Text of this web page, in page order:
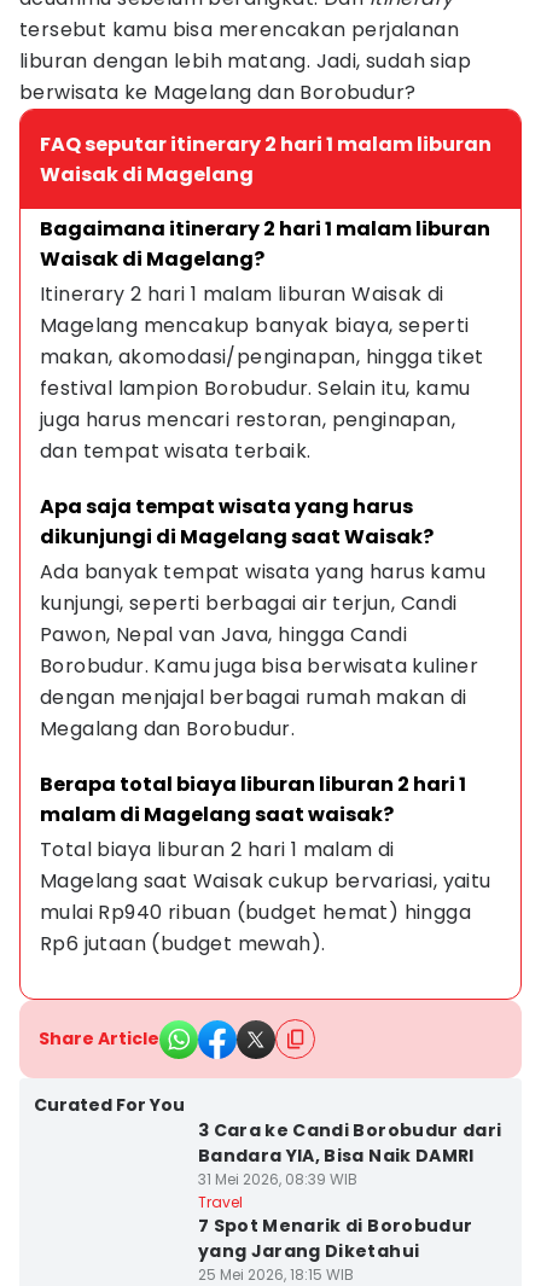
tersebut kamu bisa merencakan perjalanan
liburan dengan lebih matang. Jadi, sudah siap
berwisata ke Magelang dan Borobudur?
FAQ seputar itinerary 2 hari 1 malam liburan
Waisak di Magelang
Bagaimana itinerary 2 hari 1 malam liburan
Waisak di Magelang?
Itinerary 2 hari 1 malam liburan Waisak di
Magelang mencakup banyak biaya, seperti
makan, akomodasi/penginapan, hingga tiket
festival lampion Borobudur. Selain itu, kamu
juga harus mencari restoran, penginapan,
dan tempat wisata terbaik.
Apa saja tempat wisata yang harus
dikunjungi di Magelang saat Waisak?
Ada banyak tempat wisata yang harus kamu
kunjungi, seperti berbagai air terjun, Candi
Pawon, Nepal van Java, hingga Candi
Borobudur. Kamu juga bisa berwisata kuliner
dengan menjajal berbagai rumah makan di
Megalang dan Borobudur.
Berapa total biaya liburan liburan 2 hari 1
malam di Magelang saat waisak?
Total biaya liburan 2 hari 1 malam di
Magelang saat Waisak cukup bervariasi, yaitu
mulai Rp940 ribuan (budget hemat) hingga
Rp6 jutaan (budget mewah).
Share Article
Curated For You
3 Cara ke Candi Borobudur dari
Bandara YIA, Bisa Naik DAMRI
31 Mei 2026, 08:39 WIB
Travel
7 Spot Menarik di Borobudur
yang Jarang Diketahui
25 Mei 2026, 18:15 WIB